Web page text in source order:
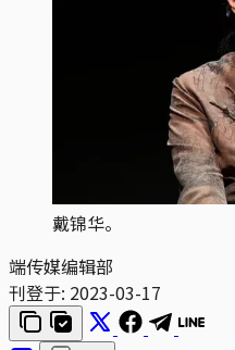
戴锦华。
端传媒编辑部
刊登于: 2023-03-17